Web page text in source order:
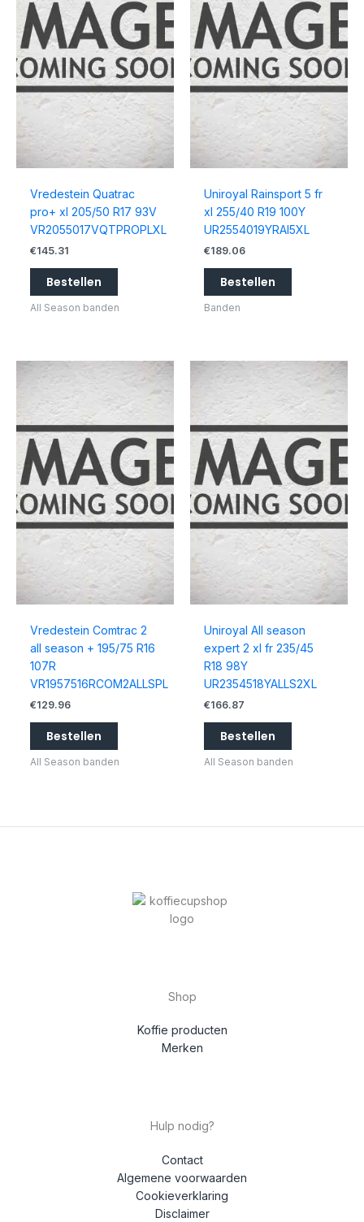
Vredestein Quatrac
pro+ xl 205/50 R17 93V
VR2055017VQTPROPLXL
€145.31
Bestellen
All Season banden
Uniroyal Rainsport 5 fr
xl 255/40 R19 100Y
UR2554019YRAI5XL
€189.06
Bestellen
Banden
Vredestein Comtrac 2
all season + 195/75 R16
107R
VR1957516RCOM2ALLSPL
€129.96
Bestellen
All Season banden
Uniroyal All season
expert 2 xl fr 235/45
R18 98Y
UR2354518YALLS2XL
€166.87
Bestellen
All Season banden
Shop
Koffie producten
Merken
Hulp nodig?
Contact
Algemene voorwaarden
Cookieverklaring
Disclaimer